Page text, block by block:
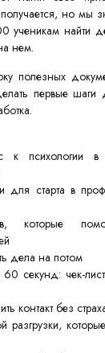
но мы
ученикам найти
нем.
полезных
первые шаги
к психологии
для старта в
которые
дела на потом
60 секунд: чек-
контакт без
разгрузки,